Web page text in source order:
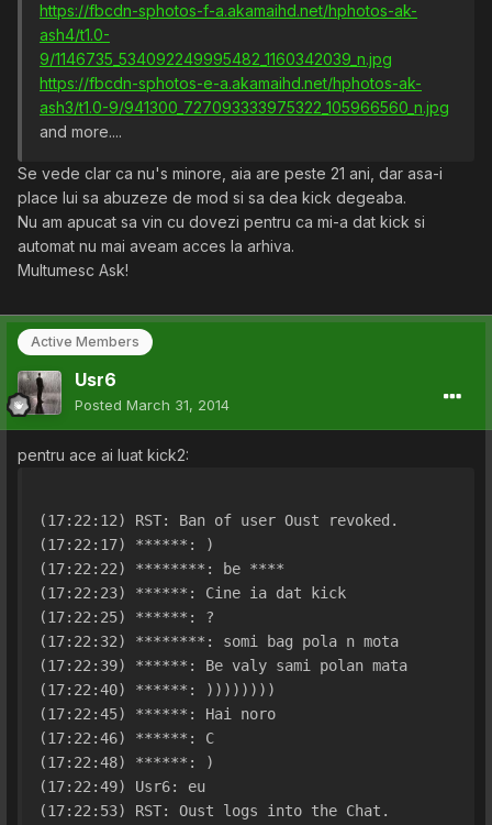
https://fbcdn-sphotos-f-a.akamaihd.net/hphotos-ak-
ash4/t1.0-
9/1146735_534092249995482_1160342039_n.jpg
https://fbcdn-sphotos-e-a.akamaihd.net/hphotos-ak-
ash3/t1.0-9/941300_727093333975322_105966560_n.jpg
and more....
Se vede clar ca nu's minore, aia are peste 21 ani, dar asa-i
place lui sa abuzeze de mod si sa dea kick degeaba.
Nu am apucat sa vin cu dovezi pentru ca mi-a dat kick si
automat nu mai aveam acces la arhiva.
Multumesc Ask!
Active Members
Usr6
Posted March 31, 2014
pentru ace ai luat kick2:
(17:22:12) RST: Ban of user Oust revoked.
(17:22:17) ******: )
(17:22:22) ********: be ****
(17:22:23) ******: Cine ia dat kick
(17:22:25) ******: ?
(17:22:32) ********: somi bag pola n mota
(17:22:39) ******: Be valy sami polan mata
(17:22:40) ******: ))))))))
(17:22:45) ******: Hai noro
(17:22:46) ******: C
(17:22:48) ******: )
(17:22:49) Usr6: eu
(17:22:53) RST: Oust logs into the Chat.